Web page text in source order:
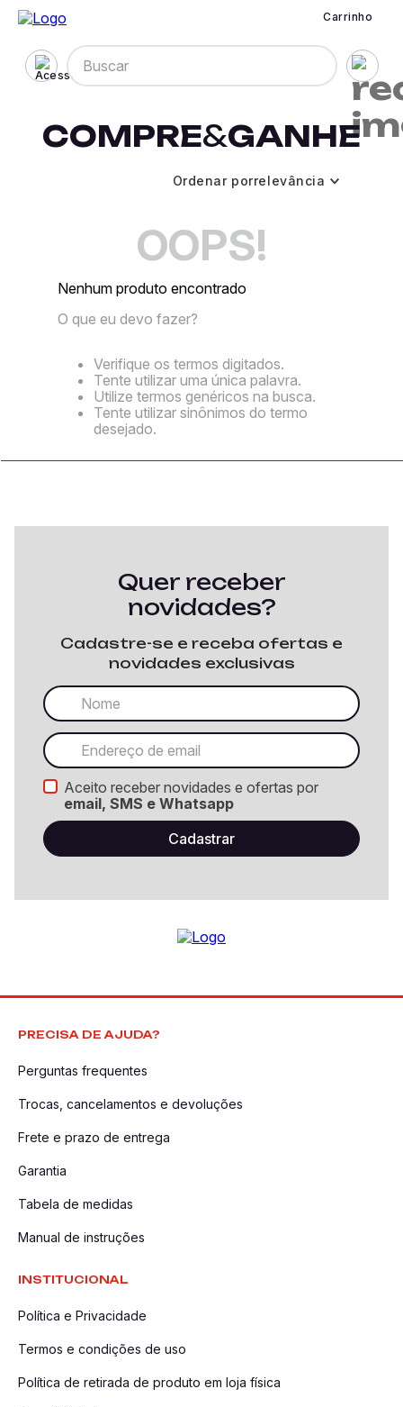
Carrinho
Buscar
COMPRE&GANHE
Ordenar porrelevância
OOPS!
Nenhum produto encontrado
O que eu devo fazer?
Verifique os termos digitados.
Tente utilizar uma única palavra.
Utilize termos genéricos na busca.
Tente utilizar sinônimos do termo
desejado.
Quer receber
novidades?
Cadastre-se e receba ofertas e
novidades exclusivas
Aceito receber novidades e ofertas por
email, SMS e Whatsapp
PRECISA DE AJUDA?
Perguntas frequentes
Trocas, cancelamentos e devoluções
Frete e prazo de entrega
Garantia
Tabela de medidas
Manual de instruções
INSTITUCIONAL
Política e Privacidade
Termos e condições de uso
Política de retirada de produto em loja física